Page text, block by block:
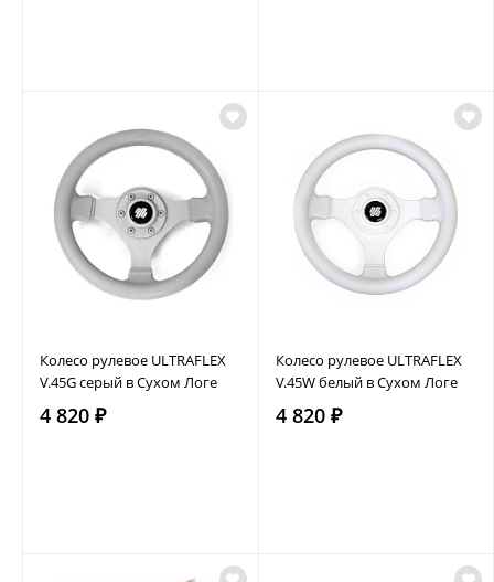
Колесо рулевое ULTRAFLEX
V.45G серый в Сухом Логе
4 820 ₽
Колесо рулевое ULTRAFLEX
V.45W белый в Сухом Логе
4 820 ₽